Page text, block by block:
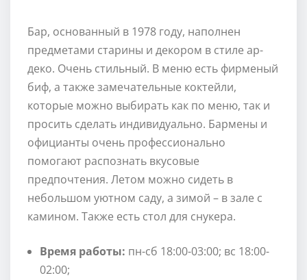
Бар, основанный в 1978 году, наполнен
предметами старины и декором в стиле ар-
деко. Очень стильный. В меню есть фирменый
биф, а также замечательные коктейли,
которые можно выбирать как по меню, так и
просить сделать индивидуально. Бармены и
официанты очень профессионально
помогают распознать вкусовые
предпочтения. Летом можно сидеть в
небольшом уютном саду, а зимой – в зале с
камином. Также есть стол для снукера.
Время работы: пн-сб 18:00-03:00; вс 18:00-
02:00;